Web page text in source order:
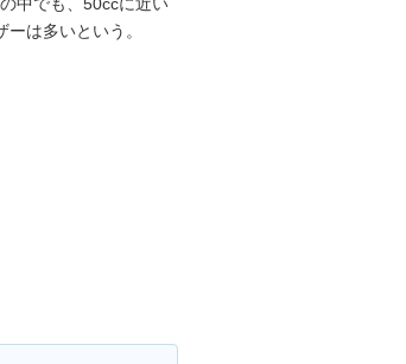
は多いという。